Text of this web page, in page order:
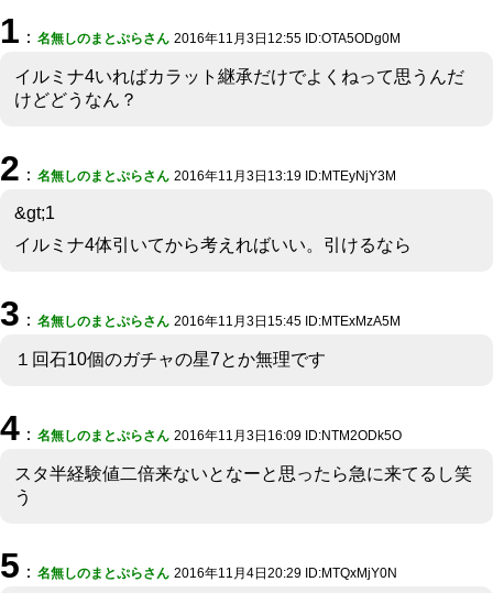
1 ： 名無しのまとぷらさん 2016年11月3日12:55 ID:OTA5ODg0M
イルミナ4いればカラット継承だけでよくねって思うんだ
けどどうなん？
2 ： 名無しのまとぷらさん 2016年11月3日13:19 ID:MTEyNjY3M
&gt;1
イルミナ4体引いてから考えればいい。引けるなら
3 ： 名無しのまとぷらさん 2016年11月3日15:45 ID:MTExMzA5M
１回石10個のガチャの星7とか無理です
4 ： 名無しのまとぷらさん 2016年11月3日16:09 ID:NTM2ODk5O
スタ半経験値二倍来ないとなーと思ったら急に来てるし笑
う
5 ： 名無しのまとぷらさん 2016年11月4日20:29 ID:MTQxMjY0N